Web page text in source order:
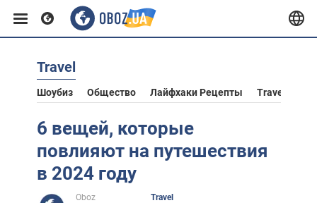
Европа
США
Азия
Travel
Шоубиз Общество Лайфхаки Рецепты Travel
6 вещей, которые
повлияют на путешествия
в 2024 году
Oboz
Travel